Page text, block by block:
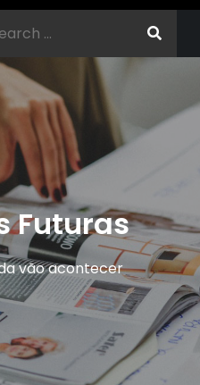
Futuras
vão acontecer